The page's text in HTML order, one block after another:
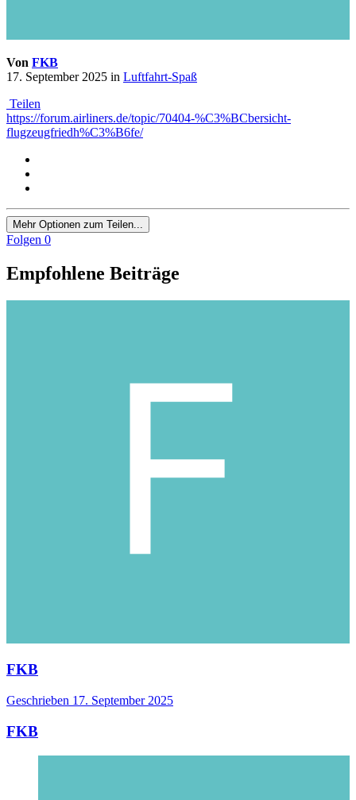
Von FKB
17. September 2025 in Luftfahrt-Spaß
Teilen
https://forum.airliners.de/topic/70404-%C3%BCbersicht-
flugzeugfriedh%C3%B6fe/
Mehr Optionen zum Teilen...
Folgen 0
Empfohlene Beiträge
FKB
Geschrieben 17. September 2025
FKB